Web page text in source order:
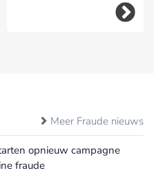
Meer Fraude nieuws
opnieuw campagne
fraude